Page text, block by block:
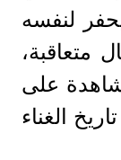
يحفر لنفسه
متعاقبة،
على
الغناء